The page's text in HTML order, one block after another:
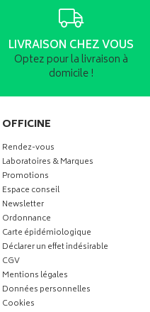
LIVRAISON CHEZ VOUS
Optez pour la livraison à
domicile !
OFFICINE
Rendez-vous
Laboratoires & Marques
Promotions
Espace conseil
Newsletter
Ordonnance
Carte épidémiologique
Déclarer un effet indésirable
CGV
Mentions légales
Données personnelles
Cookies